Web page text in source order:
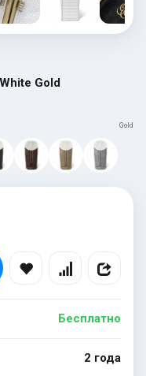
Gold
Gold
Бесплатно
2 года